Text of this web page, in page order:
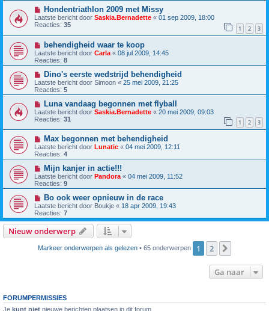
Hondentriathlon 2009 met Missy
Laatste bericht door Saskia.Bernadette « 01 sep 2009, 18:00
Reacties: 35 1 2 3
behendigheid waar te koop
Laatste bericht door Carla « 08 jul 2009, 14:45
Reacties: 8
Dino's eerste wedstrijd behendigheid
Laatste bericht door Simoon « 25 mei 2009, 21:25
Reacties: 5
Luna vandaag begonnen met flyball
Laatste bericht door Saskia.Bernadette « 20 mei 2009, 09:03
Reacties: 31 1 2 3
Max begonnen met behendigheid
Laatste bericht door Lunatic « 04 mei 2009, 12:11
Reacties: 4
Mijn kanjer in actie!!!
Laatste bericht door Pandora « 04 mei 2009, 11:52
Reacties: 9
Bo ook weer opnieuw in de race
Laatste bericht door Boukje « 18 apr 2009, 19:43
Reacties: 7
Nieuw onderwerp
Markeer onderwerpen als gelezen • 65 onderwerpen 1 2
Ga naar
FORUMPERMISSIES
Je kunt niet nieuwe berichten plaatsen in dit forum